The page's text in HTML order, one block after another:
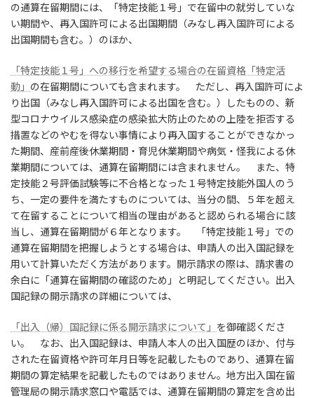
の通算在留期間には、「特定技能１号」で在留中の就労していな
い期間や、再入国許可による出国期間（みなし再入国許可による
出国期間も含む。）のほか、
「特定技能１号」への移行を希望する場合の在留資格「特定活
動」 の在留期間についても含まれます。 ただし、再入国許可によ
り出国（みなし再入国許可による出国を含む。）したものの、新
型コロナウイルス感染症の感染拡大防止のための上陸を拒否する
措置などのやむを得ない事情により再入国することができなかっ
た期間、産前産後休業期間・育児休業期間や病気・怪我による休
業期間については、通算在留期間には含まれません。 また、特
定技能２号評価試験等に不合格となった１号特定技能外国人のう
ち、一定の要件を満たすものについては、当分の間、５年を超え
て在留することについて相当の理由があると認められる場合に該
当し、通算在留期間が６年となります。 「特定技能１号」での
通算在留期間を把握しようとする場合は、申請人の出入国記録を
用いて計算いただく方法があります。開示請求の際は、請求書の
余白に「通算在留期間の確認のため」と明記してください。出入
国記録の開示請求の詳細については、
「出入（帰）国記録に係る開示請求について」 を御確認くださ
い。 なお、出入国記録は、申請人本人の出入国歴のほか、付与
された在留資格や許可年月日等を記載したものであり、通算在留
期間の算定結果を記載したものではありません。地方出入国在留
管理局の開示請求窓口や電話では、通算在留期間の算定を含め出